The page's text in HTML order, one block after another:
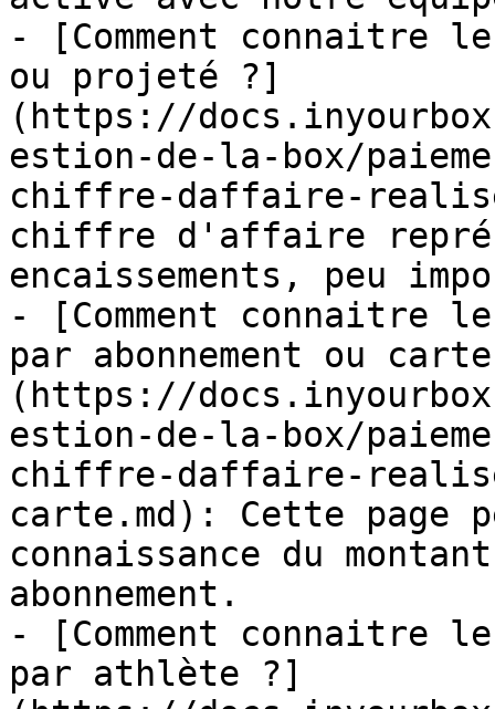
- [Comment
ou projeté ?]
(https://
estion-de-la-box/
chiffre-daffaire-
chiffre d'affaire
encaissements, peu
- [Comment
par abonnement ou
(https://
estion-de-la-box/
chiffre-daffaire-
carte.md): Cette page
connaissance du
abonnement.
- [Comment
par athlète ?]